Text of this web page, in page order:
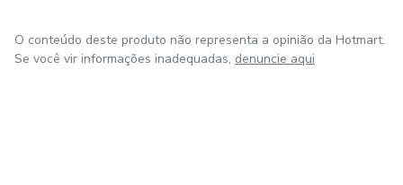
O conteúdo deste produto não representa a opinião da Hotmart.
Se você vir informações inadequadas, denuncie aqui